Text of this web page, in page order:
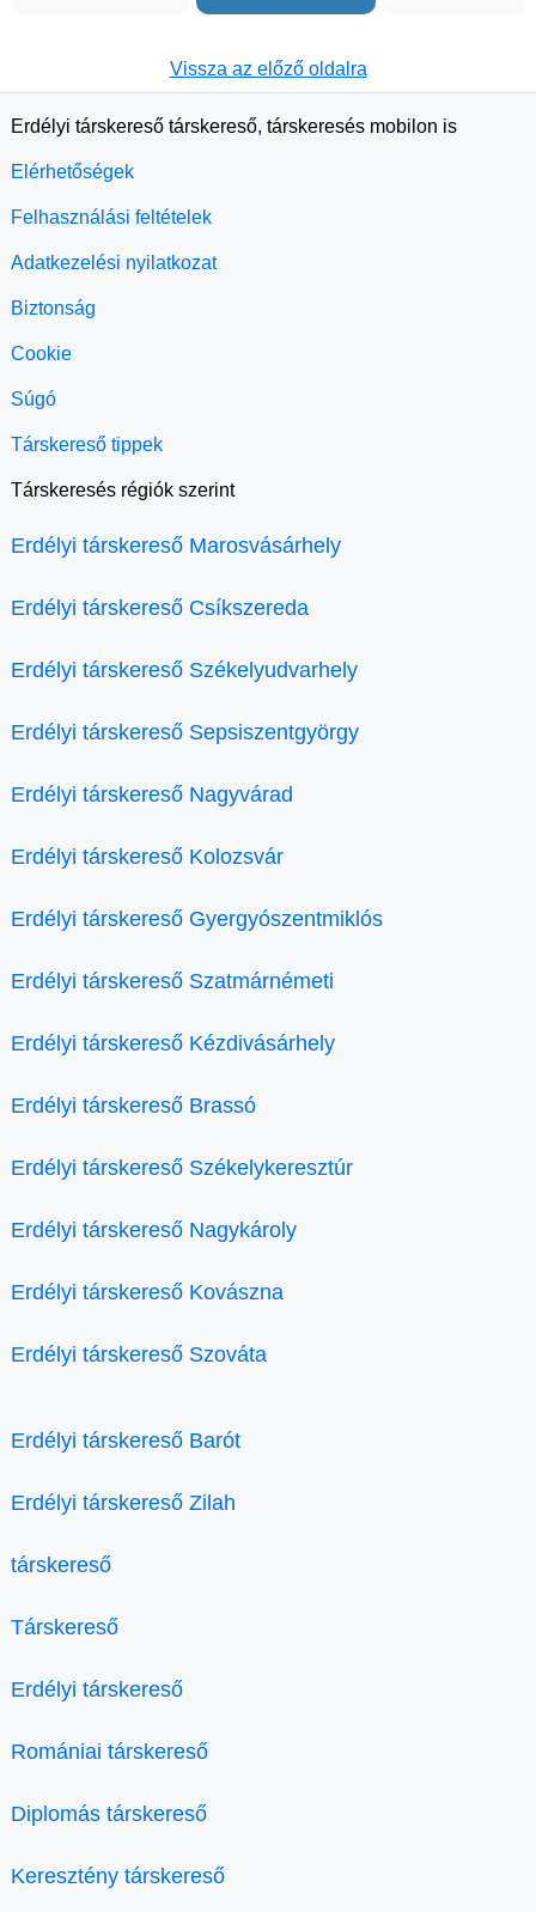
Vissza az előző oldalra
Erdélyi társkereső társkereső, társkeresés mobilon is
Elérhetőségek
Felhasználási feltételek
Adatkezelési nyilatkozat
Biztonság
Cookie
Súgó
Társkereső tippek
Társkeresés régiók szerint
Erdélyi társkereső Marosvásárhely
Erdélyi társkereső Csíkszereda
Erdélyi társkereső Székelyudvarhely
Erdélyi társkereső Sepsiszentgyörgy
Erdélyi társkereső Nagyvárad
Erdélyi társkereső Kolozsvár
Erdélyi társkereső Gyergyószentmiklós
Erdélyi társkereső Szatmárnémeti
Erdélyi társkereső Kézdivásárhely
Erdélyi társkereső Brassó
Erdélyi társkereső Székelykeresztúr
Erdélyi társkereső Nagykároly
Erdélyi társkereső Kovászna
Erdélyi társkereső Szováta
Erdélyi társkereső Barót
Erdélyi társkereső Zilah
társkereső
Társkereső
Erdélyi társkereső
Romániai társkereső
Diplomás társkereső
Keresztény társkereső